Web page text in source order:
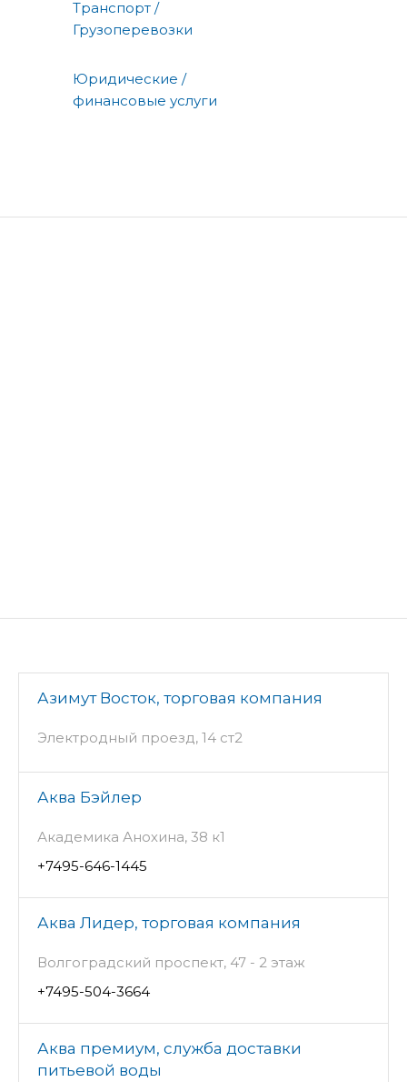
Транспорт /
Грузоперевозки
Юридические /
финансовые услуги
Азимут Восток, торговая компания
Электродный проезд, 14 ст2
Аква Бэйлер
Академика Анохина, 38 к1
+7495-646-1445
Аква Лидер, торговая компания
Волгоградский проспект, 47 - 2 этаж
+7495-504-3664
Аква премиум, служба доставки
питьевой воды